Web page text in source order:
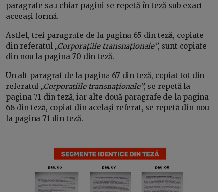
paragrafe sau chiar pagini se repetă în teză sub exact
aceeași formă.
Astfel, trei paragrafe de la pagina 65 din teză, copiate
din referatul „Corporațiile transnaționale”, sunt copiate
din nou la pagina 70 din teză.
Un alt paragraf de la pagina 67 din teză, copiat tot din
referatul „Corporațiile transnaționale”, se repetă la
pagina 71 din teză, iar alte două paragrafe de la pagina
68 din teză, copiat din același referat, se repetă din nou
la pagina 71 din teză.